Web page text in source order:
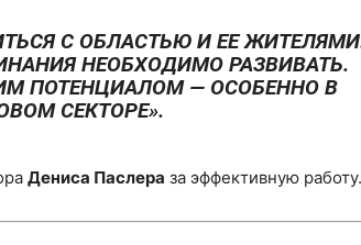
С ОБЛАСТЬЮ И ЕЕ
НЕОБХОДИМО РАЗВИВАТЬ.
ПОТЕНЦИАЛОМ — ОСОБЕННО В
СЕКТОРЕ».
Дениса Паслера за эффективную работу.